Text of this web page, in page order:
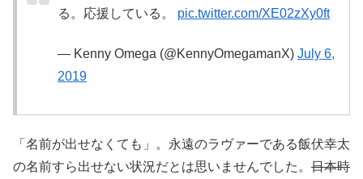
る。応援している。 pic.twitter.com/XE02zXy0ft
— Kenny Omega (@KennyOmegamanX) July 6,
2019
「名前が出せなくても」。永遠のラヴァーである飯伏幸太
の名前すら出せない状況だとは思いませんでした。 日本時